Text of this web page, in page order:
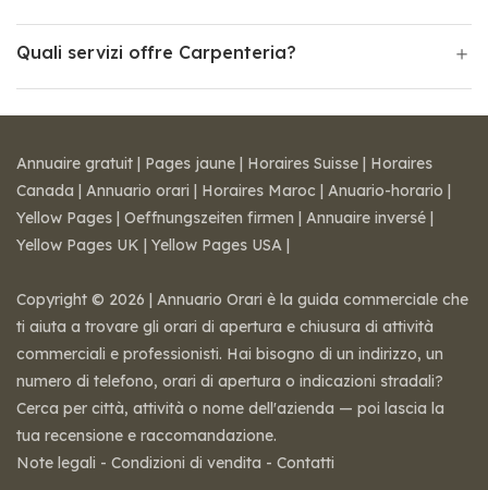
Quali servizi offre Carpenteria?
Annuaire gratuit | Pages jaune | Horaires Suisse | Horaires
Canada | Annuario orari | Horaires Maroc | Anuario-horario |
Yellow Pages | Oeffnungszeiten firmen | Annuaire inversé |
Yellow Pages UK | Yellow Pages USA |
Copyright © 2026 | Annuario Orari è la guida commerciale che
ti aiuta a trovare gli orari di apertura e chiusura di attività
commerciali e professionisti. Hai bisogno di un indirizzo, un
numero di telefono, orari di apertura o indicazioni stradali?
Cerca per città, attività o nome dell'azienda — poi lascia la
tua recensione e raccomandazione.
Note legali - Condizioni di vendita - Contatti